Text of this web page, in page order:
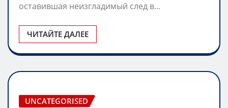
оставившая неизгладимый след в…
ЧИТАЙТЕ ДАЛЕЕ
UNCATEGORISED